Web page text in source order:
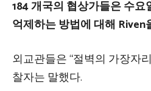
184 개국의 협상가들은 수
억제하는 방법에 대해 Riven
외교관들은 “절벽의 가장자
찰자는 말했다.